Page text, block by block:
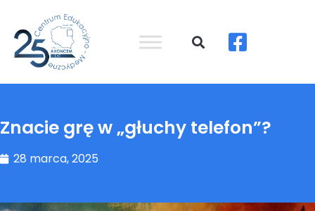
Znacie grę w „głuchy telefon”?
28 marca, 2025